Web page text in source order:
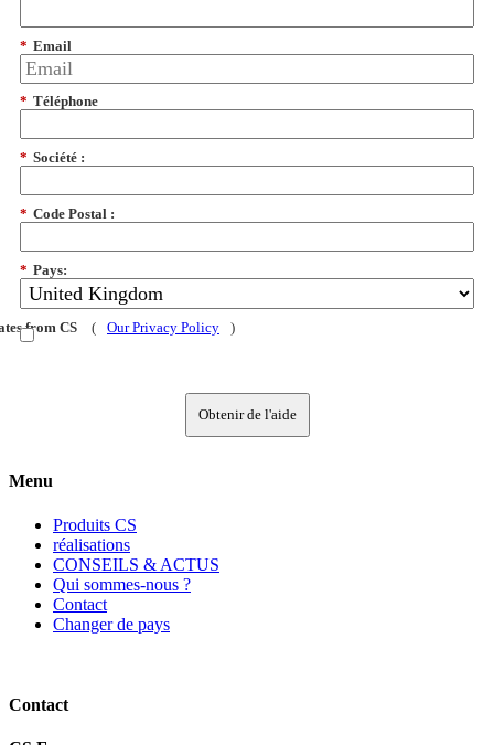
* Email
* Téléphone
* Société :
* Code Postal :
* Pays:
from CS ( Our Privacy Policy )
Obtenir de l'aide
Menu
Produits CS
réalisations
CONSEILS & ACTUS
Qui sommes-nous ?
Contact
Changer de pays
Contact